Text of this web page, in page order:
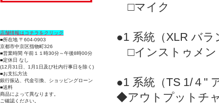
店舗情報はコチラをクリック
■所在地 〒604-0903
京都市中京区指物町326
■営業時間 午前１１時30分～午後8時00分
■定休日 なし
(12月31日、1月1日及び社内行事日を除く)
■お支払方法
銀行振込、代金引換、ショッピングローン
■送料
商品によって異なります。
ご確認ください。
□マイク
●1 系統（XLR バ
□インストゥメン
●1 系統（TS 1/４
◆アウトプットチ